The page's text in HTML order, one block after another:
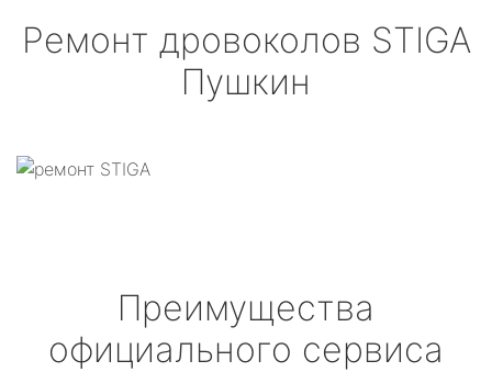
Ремонт дровоколов STIGA
Пушкин
Преимущества
официального сервиса